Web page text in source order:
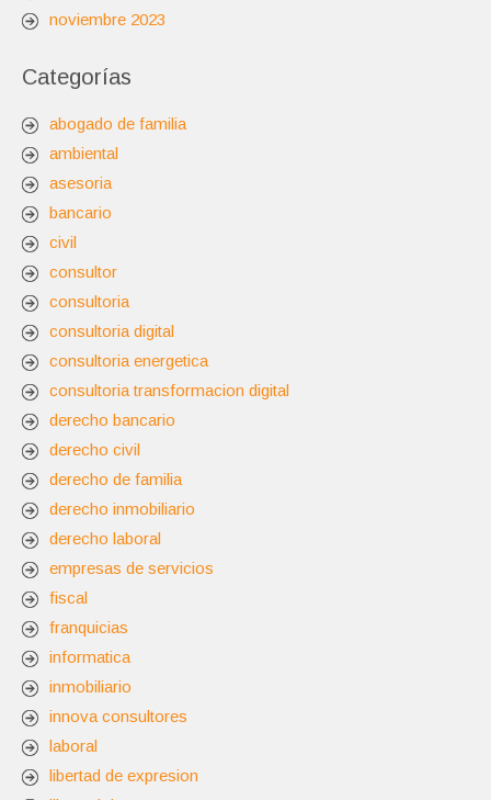
noviembre 2023
Categorías
abogado de familia
ambiental
asesoria
bancario
civil
consultor
consultoria
consultoria digital
consultoria energetica
consultoria transformacion digital
derecho bancario
derecho civil
derecho de familia
derecho inmobiliario
derecho laboral
empresas de servicios
fiscal
franquicias
informatica
inmobiliario
innova consultores
laboral
libertad de expresion